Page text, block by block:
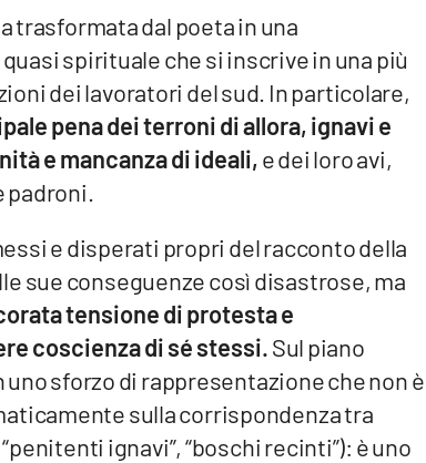
trasformata dal poeta in una
quasi spirituale che si inscrive in una più
dei lavoratori del sud. In particolare,
pena dei terroni di allora, ignavi e
e mancanza di ideali,e dei loro avi,
e disperati propri del racconto della
sue conseguenze così disastrose, ma
tensione di protesta e
coscienza di sé stessi.Sul piano
sforzo di rappresentazione che non è
sulla corrispondenza tra
ignavi”, “boschi recinti”): è uno